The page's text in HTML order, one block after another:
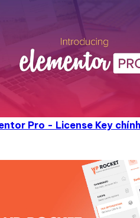
Pro - License Key